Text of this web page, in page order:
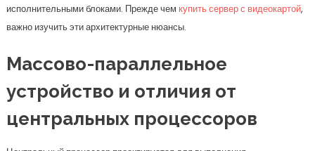
исполнительными блоками. Прежде чем купить сервер с видеокартой,
важно изучить эти архитектурные нюансы.
Массово-параллельное
устройство и отличия от
центральных процессоров